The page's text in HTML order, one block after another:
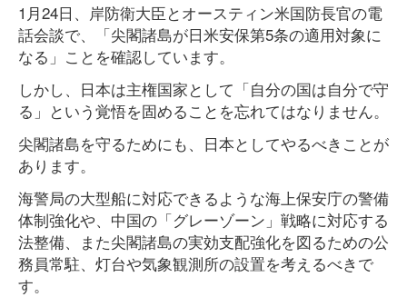
1月24日、岸防衛大臣とオースティン米国防長官の電
話会談で、「尖閣諸島が日米安保第5条の適用対象に
なる」ことを確認しています。
しかし、日本は主権国家として「自分の国は自分で守
る」という覚悟を固めることを忘れてはなりません。
尖閣諸島を守るためにも、日本としてやるべきことが
あります。
海警局の大型船に対応できるような海上保安庁の警備
体制強化や、中国の「グレーゾーン」戦略に対応する
法整備、また尖閣諸島の実効支配強化を図るための公
務員常駐、灯台や気象観測所の設置を考えるべきで
す。